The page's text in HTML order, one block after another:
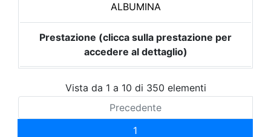
ALBUMINA
Prestazione (clicca sulla prestazione per
accedere al dettaglio)
Vista da 1 a 10 di 350 elementi
Precedente
1